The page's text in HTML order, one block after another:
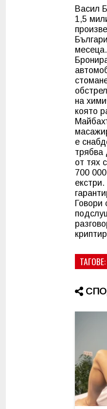
Васил
1,5
на
която
е
трябва
от тях
700
Говори
ТАГОВЕ: